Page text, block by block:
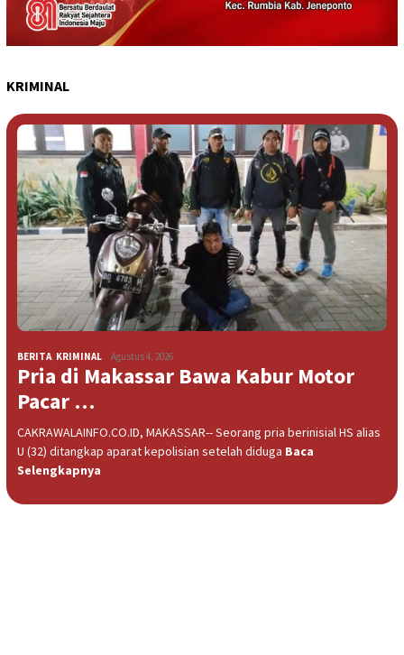
KRIMINAL
BERITA, KRIMINAL Agustus 4, 2026
Pria di Makassar Bawa Kabur Motor
Pacar …
CAKRAWALAINFO.CO.ID, MAKASSAR-- Seorang pria berinisial HS alias
U (32) ditangkap aparat kepolisian setelah diduga Baca
Selengkapnya